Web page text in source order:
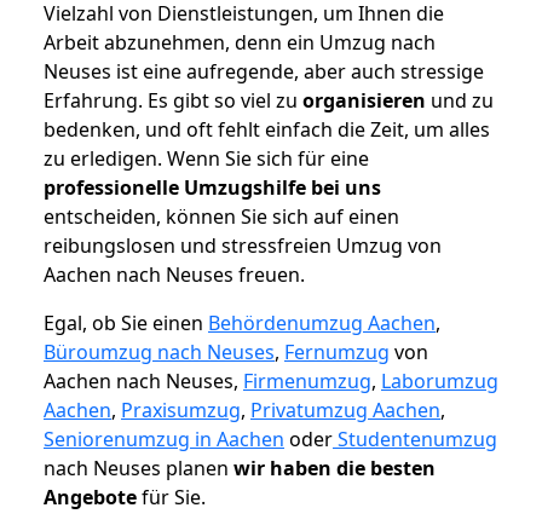
Vielzahl von Dienstleistungen, um Ihnen die
Arbeit abzunehmen, denn ein Umzug nach
Neuses ist eine aufregende, aber auch stressige
Erfahrung. Es gibt so viel zu organisieren und zu
bedenken, und oft fehlt einfach die Zeit, um alles
zu erledigen. Wenn Sie sich für eine
professionelle Umzugshilfe bei uns
entscheiden, können Sie sich auf einen
reibungslosen und stressfreien Umzug von
Aachen nach Neuses freuen.
Egal, ob Sie einen Behördenumzug Aachen,
Büroumzug nach Neuses, Fernumzug von
Aachen nach Neuses, Firmenumzug, Laborumzug
Aachen, Praxisumzug, Privatumzug Aachen,
Seniorenumzug in Aachen oderStudentenumzug
nach Neuses planen wir haben die besten
Angebotefür Sie.